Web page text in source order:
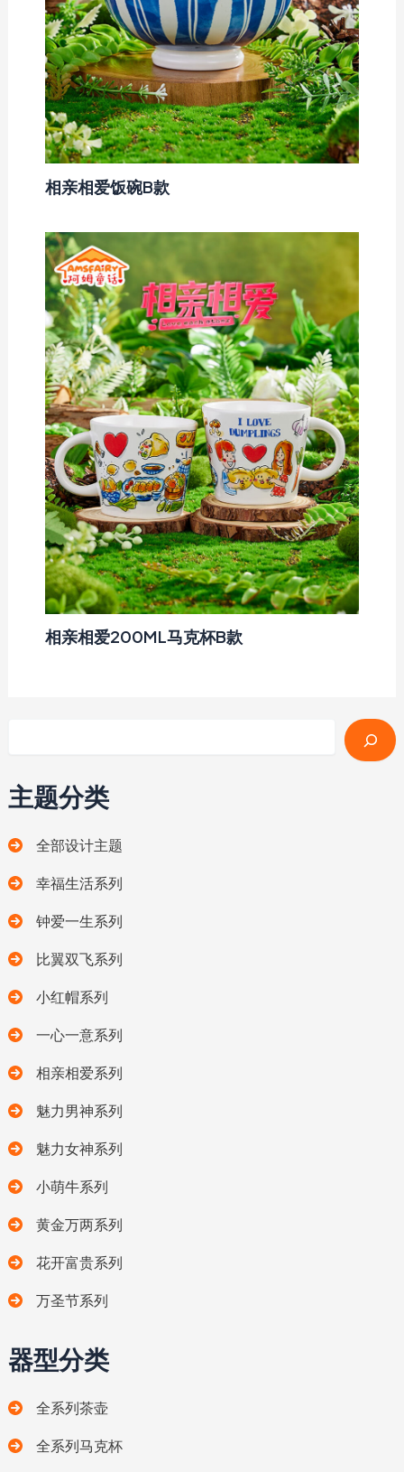
主题分类
全部设计主题
幸福生活系列
钟爱一生系列
比翼双飞系列
小红帽系列
一心一意系列
相亲相爱系列
魅力男神系列
魅力女神系列
小萌牛系列
黄金万两系列
花开富贵系列
万圣节系列
器型分类
全系列茶壶
全系列马克杯
相亲相爱饭碗B款
相亲相爱200ML马克杯B款